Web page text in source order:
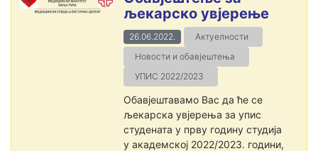
љекарскo увјерењe
26.06.2022.
Актуелности
Новости и обавјештења
УПИС 2022/2023
Обавјештавамо Вас да ће се
љекарска увјерења за упис
студената у прву годину студија
у академској 2022/2023. години,